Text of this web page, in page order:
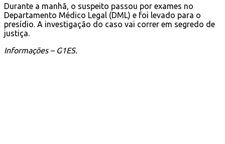
Durante a manhã, o suspeito passou por exames no
Departamento Médico Legal (DML) e foi levado para o
presídio. A investigação do caso vai correr em segredo de
justiça.
Informações – G1ES.